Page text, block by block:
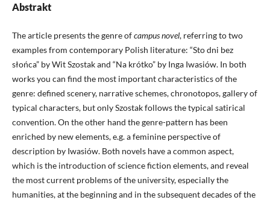
Abstrakt
The article presents the genre ofcampus novel, referring to two
examples from contemporary Polish literature: “Sto dni bez
słońca” by Wit Szostak and “Na krótko” by Inga Iwasiów. In both
works you can find the most important characteristics of the
genre: defined scenery, narrative schemes, chronotopos, gallery of
typical characters, but only Szostak follows the typical satirical
convention. On the other hand the genre-pattern has been
enriched by new elements, e.g. a feminine perspective of
description by Iwasiów. Both novels have a common aspect,
which is the introduction of science fiction elements, and reveal
the most current problems of the university, especially the
humanities, at the beginning and in the subsequent decades of the